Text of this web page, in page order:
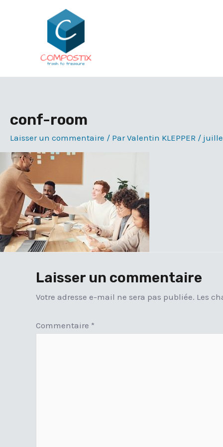
conf-room
Laisser un commentaire / ParValentin KLEPPER /
Laisser un commentaire
Votre adresse e-mail ne sera pas publiée. Les
Commentaire *